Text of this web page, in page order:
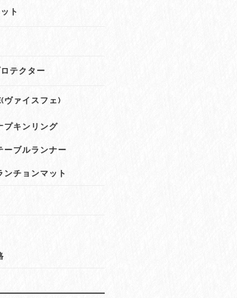
ト
テクター
ヴァイスフェ)
プキンリング
ーブルランナー
ンチョンマット